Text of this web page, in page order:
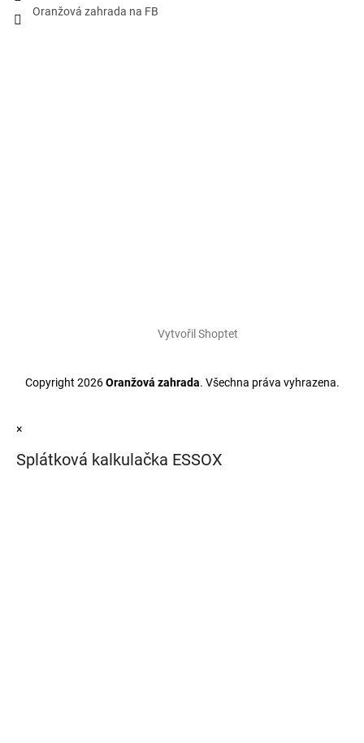
Oranžová zahrada na FB
Vytvořil Shoptet
Copyright 2026Oranžová zahrada. Všechna práva vyhrazena.
×
Splátková kalkulačka ESSOX